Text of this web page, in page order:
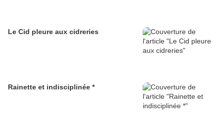
Le Cid pleure aux cidreries
Rainette et indisciplinée *